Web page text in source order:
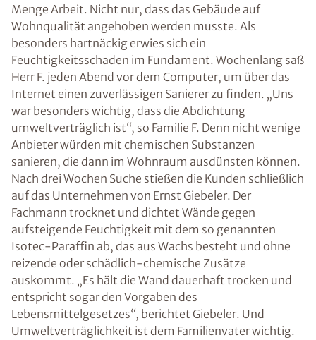
Menge Arbeit. Nicht nur, dass das Gebäude auf
Wohnqualität angehoben werden musste. Als
besonders hartnäckig erwies sich ein
Feuchtigkeitsschaden im Fundament. Wochenlang saß
Herr F. jeden Abend vor dem Computer, um über das
Internet einen zuverlässigen Sanierer zu finden. „Uns
war besonders wichtig, dass die Abdichtung
umweltverträglich ist“, so Familie F. Denn nicht wenige
Anbieter würden mit chemischen Substanzen
sanieren, die dann im Wohnraum ausdünsten können.
Nach drei Wochen Suche stießen die Kunden schließlich
auf das Unternehmen von Ernst Giebeler. Der
Fachmann trocknet und dichtet Wände gegen
aufsteigende Feuchtigkeit mit dem so genannten
Isotec-Paraffin ab, das aus Wachs besteht und ohne
reizende oder schädlich-chemische Zusätze
auskommt. „Es hält die Wand dauerhaft trocken und
entspricht sogar den Vorgaben des
Lebensmittelgesetzes“, berichtet Giebeler. Und
Umweltverträglichkeit ist dem Familienvater wichtig.